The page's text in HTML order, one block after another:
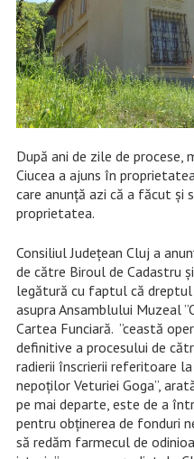
După ani de zile de procese,
Ciucea a ajuns în
care anunță azi că a făcut și
proprietatea.
Consiliul Județean Cluj a
de către Biroul de Cadastru
legătură cu faptul că
asupra Ansamblului Muzeal
Cartea Funciară. ”ceastă
definitive a procesului de
radierii înscrierii referitoare
nepoților Veturiei Goga”,
pe mai departe, este de a
pentru obținerea de fonduri
să redăm farmecul de